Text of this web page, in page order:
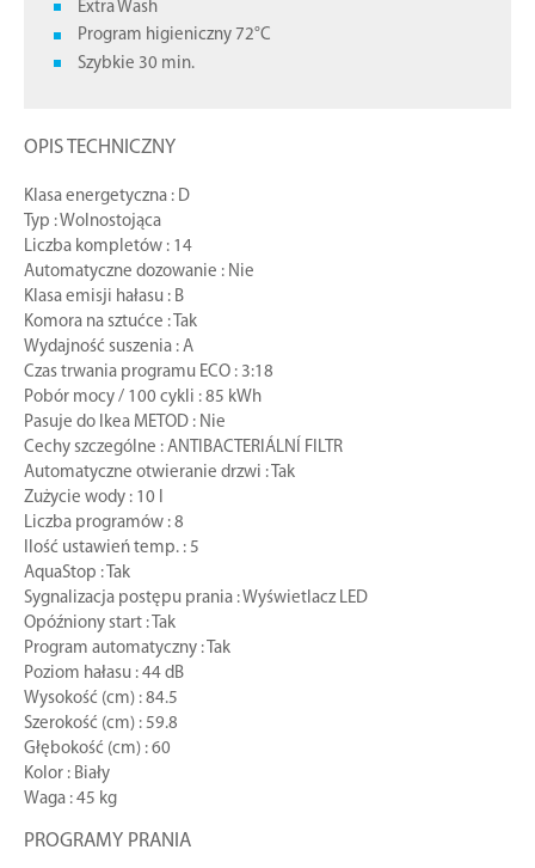
Extra Wash
Program higieniczny 72°C
Szybkie 30 min.
OPIS TECHNICZNY
Klasa energetyczna : D
Typ : Wolnostojąca
Liczba kompletów : 14
Automatyczne dozowanie : Nie
Klasa emisji hałasu : B
Komora na sztućce : Tak
Wydajność suszenia : A
Czas trwania programu ECO : 3:18
Pobór mocy / 100 cykli : 85 kWh
Pasuje do Ikea METOD : Nie
Cechy szczególne : ANTIBACTERIÁLNÍ FILTR
Automatyczne otwieranie drzwi : Tak
Zużycie wody : 10 l
Liczba programów : 8
Ilość ustawień temp. : 5
AquaStop : Tak
Sygnalizacja postępu prania : Wyświetlacz LED
Opóźniony start : Tak
Program automatyczny : Tak
Poziom hałasu : 44 dB
Wysokość (cm) : 84.5
Szerokość (cm) : 59.8
Głębokość (cm) : 60
Kolor : Biały
Waga : 45 kg
PROGRAMY PRANIA